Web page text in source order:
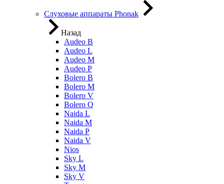
Слуховые аппараты Phonak
Назад
Audeo B
Audeo L
Audeo М
Audeo P
Bolero B
Bolero M
Bolero V
Bolero Q
Naida L
Naida M
Naida P
Naida V
Nios
Sky L
Sky M
Sky V